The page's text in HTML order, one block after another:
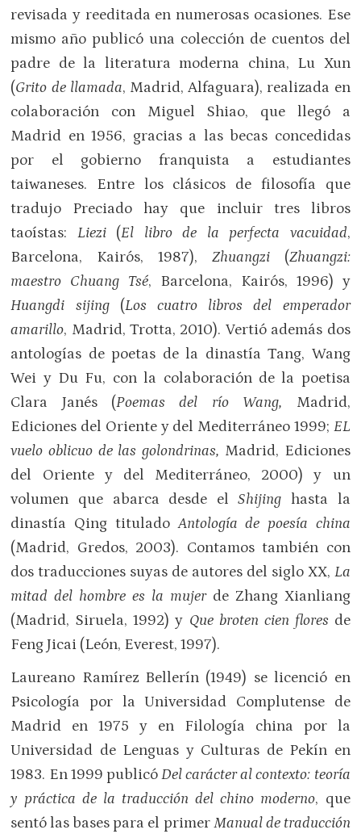
revisada y reeditada en numerosas ocasiones. Ese
mismo año publicó una colección de cuentos del
padre de la literatura moderna china, Lu Xun
(Grito de llamada, Madrid, Alfaguara), realizada en
colaboración con Miguel Shiao, que llegó a
Madrid en 1956, gracias a las becas concedidas
por el gobierno franquista a estudiantes
taiwaneses. Entre los clásicos de filosofía que
tradujo Preciado hay que incluir tres libros
taoístas: Liezi (El libro de la perfecta vacuidad,
Barcelona, Kairós, 1987), Zhuangzi (Zhuangzi:
maestro Chuang Tsé, Barcelona, Kairós, 1996) y
Huangdi sijing (Los cuatro libros del emperador
amarillo, Madrid, Trotta, 2010). Vertió además dos
antologías de poetas de la dinastía Tang, Wang
Wei y Du Fu, con la colaboración de la poetisa
Clara Janés (Poemas del río Wang, Madrid,
Ediciones del Oriente y del Mediterráneo 1999; EL
vuelo oblicuo de las golondrinas, Madrid, Ediciones
del Oriente y del Mediterráneo, 2000) y un
volumen que abarca desde elShijing hasta la
dinastía Qing tituladoAntología de poesía china
(Madrid, Gredos, 2003). Contamos también con
dos traducciones suyas de autores del siglo XX, La
mitad del hombre es la mujer de Zhang Xianliang
(Madrid, Siruela, 1992) y Que broten cien flores de
Feng Jicai (León, Everest, 1997).
Laureano Ramírez Bellerín (1949) se licenció en
Psicología por la Universidad Complutense de
Madrid en 1975 y en Filología china por la
Universidad de Lenguas y Culturas de Pekín en
1983. En 1999 publicóDel carácter al contexto: teoría
y práctica de la traducción del chino moderno, que
sentó las bases para el primerManual de traducción